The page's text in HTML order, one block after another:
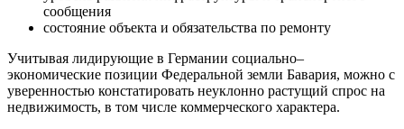
сообщения
состояние объекта и обязательства по ремонту
Учитывая лидирующие в Германии социально–
экономические позиции Федеральной земли Бавария, можно с
уверенностью констатировать неуклонно растущий спрос на
недвижимость, в том числе коммерческого характера.